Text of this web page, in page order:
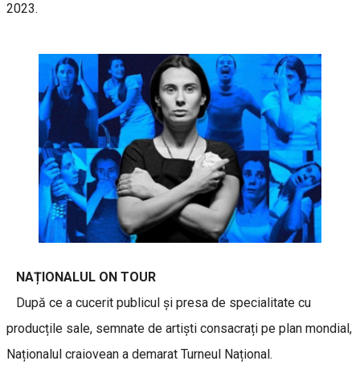
2023.
NAȚIONALUL ON TOUR
După ce a cucerit publicul și presa de specialitate cu
producțile sale, semnate de artiști consacrați pe plan mondial,
Naționalul craiovean a demarat Turneul Național.